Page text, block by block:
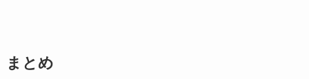
まとめ